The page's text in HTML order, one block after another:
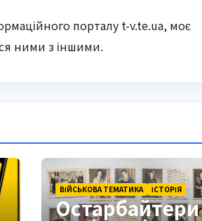
порталу t-v.te.ua, моє
ними з іншими.
ВІЙСЬКОВА ТЕМАТИКА ІСТОРІЯ
Остарбайтери